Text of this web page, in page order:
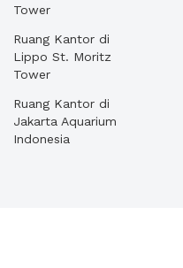
Tower
Ruang Kantor di
Lippo St. Moritz
Tower
Ruang Kantor di
Jakarta Aquarium
Indonesia